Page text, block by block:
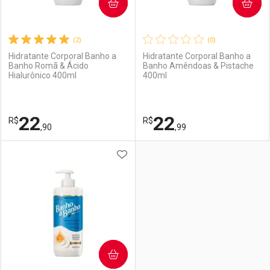
(2)
Hidratante Corporal Banho a
Banho Romã & Ácido
Hialurônico 400ml
R$22,90
COMPRAR
Laboratório
Por Menos
(0)
Hidratante Corporal Banho a
Banho Amêndoas & Pistache
400ml
R$22,99
COMPRAR
ADICIONAR AOS FAVORITOS
COMPRAR